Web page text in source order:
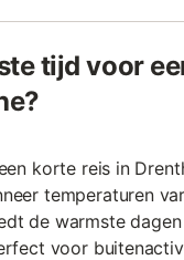
tijd voor
korte reis in
temperaturen
de warmste
voor